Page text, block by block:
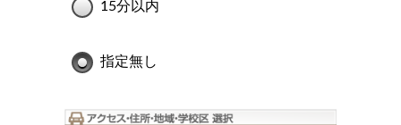
15分以内
指定無し